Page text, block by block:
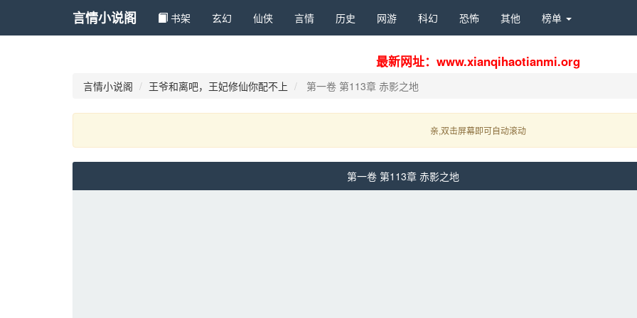
言情小说阁 书架 玄幻 仙侠 言情 历史 网游 科幻 恐怖 其他 榜单
最新网址：www.xianqihaotianmi.org
言情小说阁 王爷和离吧，王妃修仙你配不上 第一卷 第113章 赤影之地
亲,双击屏幕即可自动滚动
第一卷 第113章 赤影之地